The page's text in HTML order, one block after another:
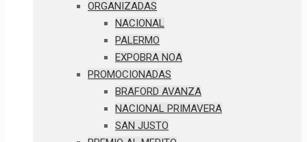
ORGANIZADAS
NACIONAL
PALERMO
EXPOBRA NOA
PROMOCIONADAS
BRAFORD AVANZA
NACIONAL PRIMAVERA
SAN JUSTO